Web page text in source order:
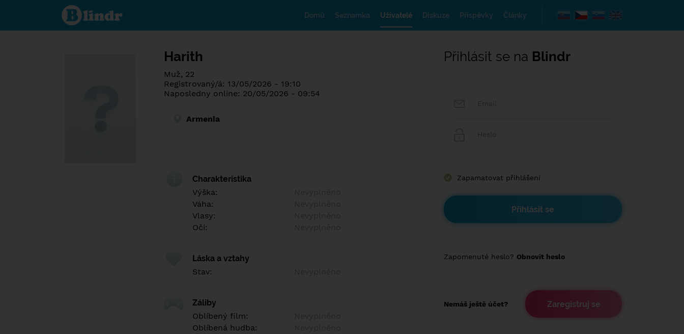
Poznej co je
pod maskou.
Seznamovací
Domů Seznamka Uživatelé Diskuze Příspěvky Články
Harith
Muž, 22
Registrovaný/á: 13/05/2026 - 19:10
Naposledny online: 20/05/2026 - 09:54
Armenia
Charakteristika
Výška:
Váha:
Vlasy:
Oči:
Láska a vztahy
Stav:
Záliby
Oblíbený film:
Oblíbená hudba:
Přihlásit se na Blindr
Zapamatovat přihlášení
Zapomenuté heslo? Obnovit heslo
Nemáš ještě účet? Zaregistruj se